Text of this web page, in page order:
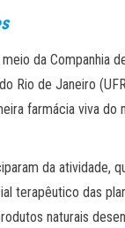
da Companhia
Rio de Janeiro
farmácia viva
da atividade,
terapêutico das
naturais